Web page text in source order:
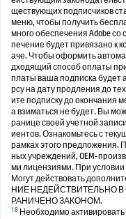
ществующих подписчиков
меню, чтобы получить
много обеспечения Adobe
печение будет привязано к
аче. Чтобы оформить
дходящий способ оплаты
платы ваша подписка будет
рсу на дату продления до
ите подписку до окончания
а взиматься не будет. Вы
ранице своей учетной
иентов. Ознакомьтесь с
рамках этого предложения.
ных учреждений, OEM-
ми лицензиями. При
Могут действовать
НИЕ НЕДЕЙСТВИТЕЛЬНО
РАНИЧЕНО ЗАКОНОМ.
18 Необходимо активировать